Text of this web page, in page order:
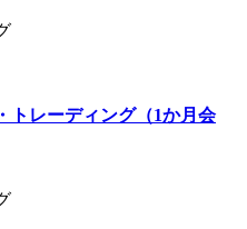
トレーディング（1か月会